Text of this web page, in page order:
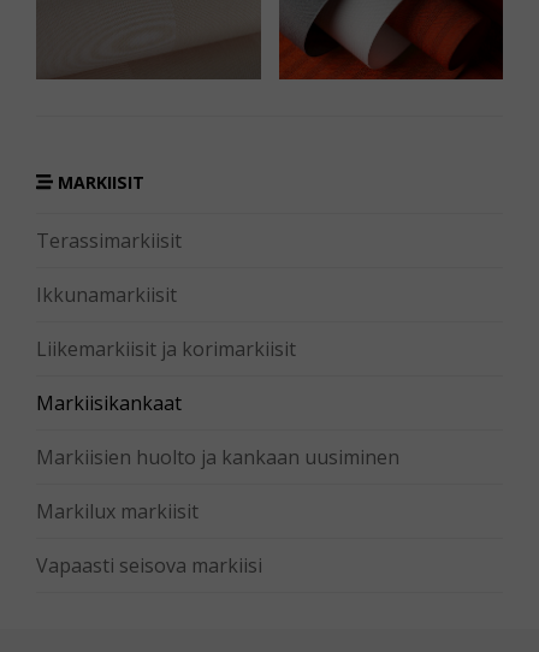
MARKIISIT
Terassimarkiisit
Ikkunamarkiisit
Liikemarkiisit ja korimarkiisit
Markiisikankaat
Markiisien huolto ja kankaan uusiminen
Markilux markiisit
Vapaasti seisova markiisi